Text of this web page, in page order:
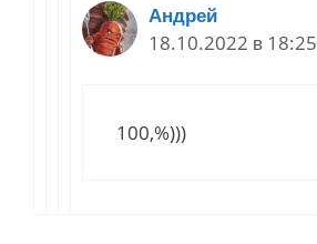
Андрей
18.10.2022 в 18:25
100,%)))